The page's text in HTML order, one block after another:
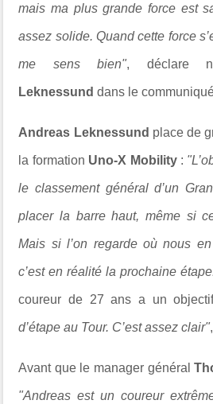
mais ma plus grande force est
assez solide. Quand cette force
me sens bien", déclare
Leknessund dans le
Andreas Leknessund place de
la formation Uno-X Mobility:
le classement général d’un
placer la barre haut, même si
Mais si l’on regarde où nous en
c’est en réalité la prochaine
coureur de 27 ans a un
d’étape au Tour. C’est assez clair"
Avant que le manager général
"Andreas est un coureur